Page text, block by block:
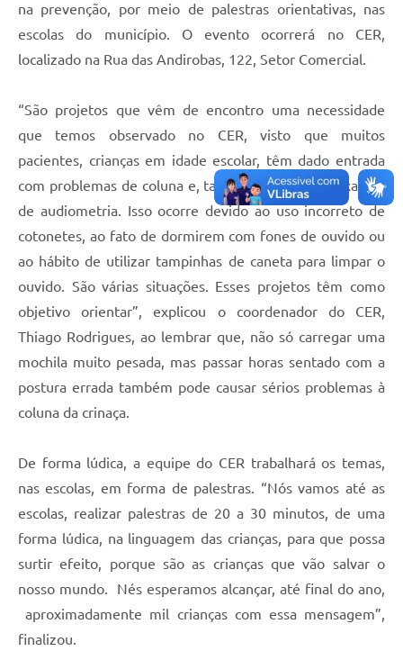
na prevenção, por meio de palestras orientativas, nas
escolas do município. O evento ocorrerá no CER,
localizado na Rua das Andirobas, 122, Setor Comercial.
“São projetos que vêm de encontro uma necessidade
que temos observado no CER, visto que muitos
pacientes, crianças em idade escolar, têm dado entrada
com problemas de coluna e, também, para fazer exames
de audiometria. Isso ocorre devido ao uso incorreto de
cotonetes, ao fato de dormirem com fones de ouvido ou
ao hábito de utilizar tampinhas de caneta para limpar o
ouvido. São várias situações. Esses projetos têm como
objetivo orientar”, explicou o coordenador do CER,
Thiago Rodrigues, ao lembrar que, não só carregar uma
mochila muito pesada, mas passar horas sentado com a
postura errada também pode causar sérios problemas à
coluna da crinaça.
De forma lúdica, a equipe do CER trabalhará os temas,
nas escolas, em forma de palestras. “Nós vamos até as
escolas, realizar palestras de 20 a 30 minutos, de uma
forma lúdica, na linguagem das crianças, para que possa
surtir efeito, porque são as crianças que vão salvar o
nosso mundo. Nés esperamos alcançar, até final do ano,
aproximadamente mil crianças com essa mensagem”,
finalizou.